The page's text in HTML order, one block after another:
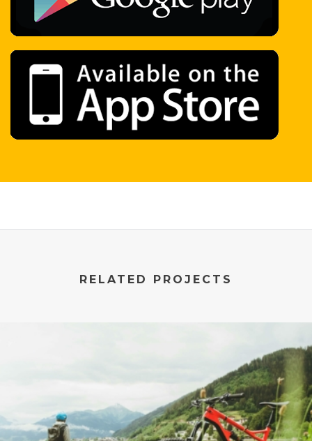
RELATED PROJECTS